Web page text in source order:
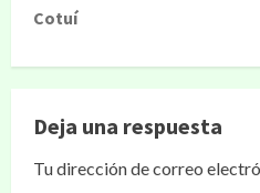
Cotuí
Deja una respuesta
Tu dirección de correo